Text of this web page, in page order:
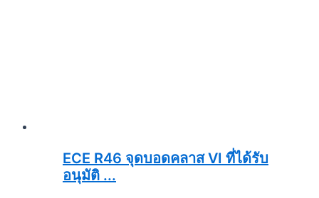
ECE R46 จุดบอดคลาส VI ที่ได้รับ
อนุมัติ ...